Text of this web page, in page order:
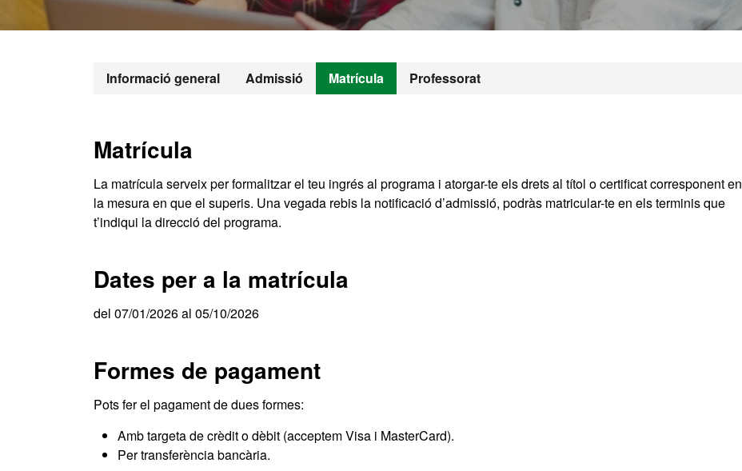
Informació general Admissió Matrícula Professorat
Matrícula
La matrícula serveix per formalitzar el teu ingrés al programa i atorgar-te els drets al títol o certificat corresponent en
la mesura en que el superis. Una vegada rebis la notificació d’admissió, podràs matricular-te en els terminis que
t’indiqui la direcció del programa.
Dates per a la matrícula
del 07/01/2026 al 05/10/2026
Formes de pagament
Pots fer el pagament de dues formes:
Amb targeta de crèdit o dèbit (acceptem Visa i MasterCard).
Per transferència bancària.